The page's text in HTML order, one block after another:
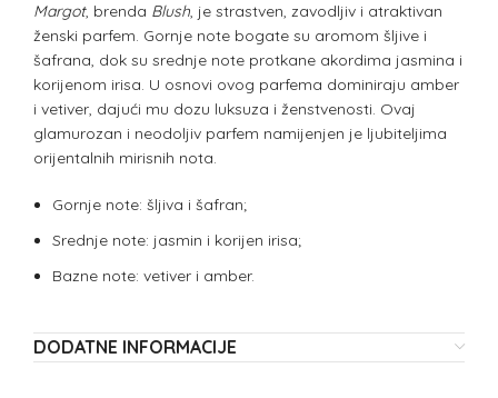
Margot, brenda Blush, je strastven, zavodljiv i atraktivan
ženski parfem. Gornje note bogate su aromom šljive i
šafrana, dok su srednje note protkane akordima jasmina i
korijenom irisa. U osnovi ovog parfema dominiraju amber
i vetiver, dajući mu dozu luksuza i ženstvenosti. Ovaj
glamurozan i neodoljiv parfem namijenjen je ljubiteljima
orijentalnih mirisnih nota.
Gornje note: šljiva i šafran;
Srednje note: jasmin i korijen irisa;
Bazne note: vetiver i amber.
DODATNE INFORMACIJE